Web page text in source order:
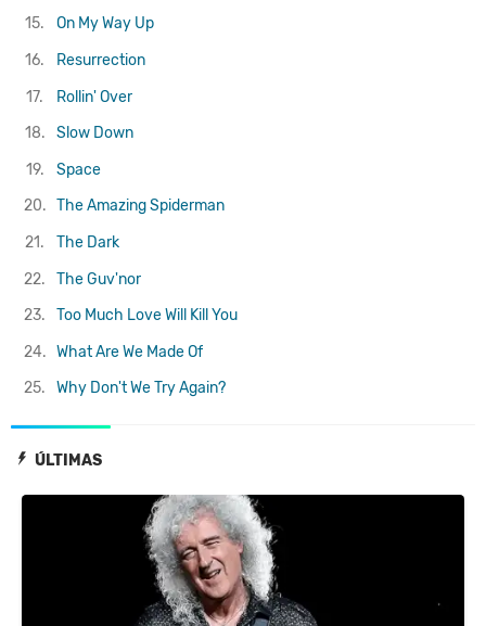
ÚLTIMAS
15.
On My Way Up
16.
Resurrection
17.
Rollin' Over
18.
Slow Down
19.
Space
20. The Amazing Spiderman
21.
The Dark
22.
The Guv'nor
23.
Too Much Love Will Kill You
24. What Are We Made Of
25.
Why Don't We Try Again?